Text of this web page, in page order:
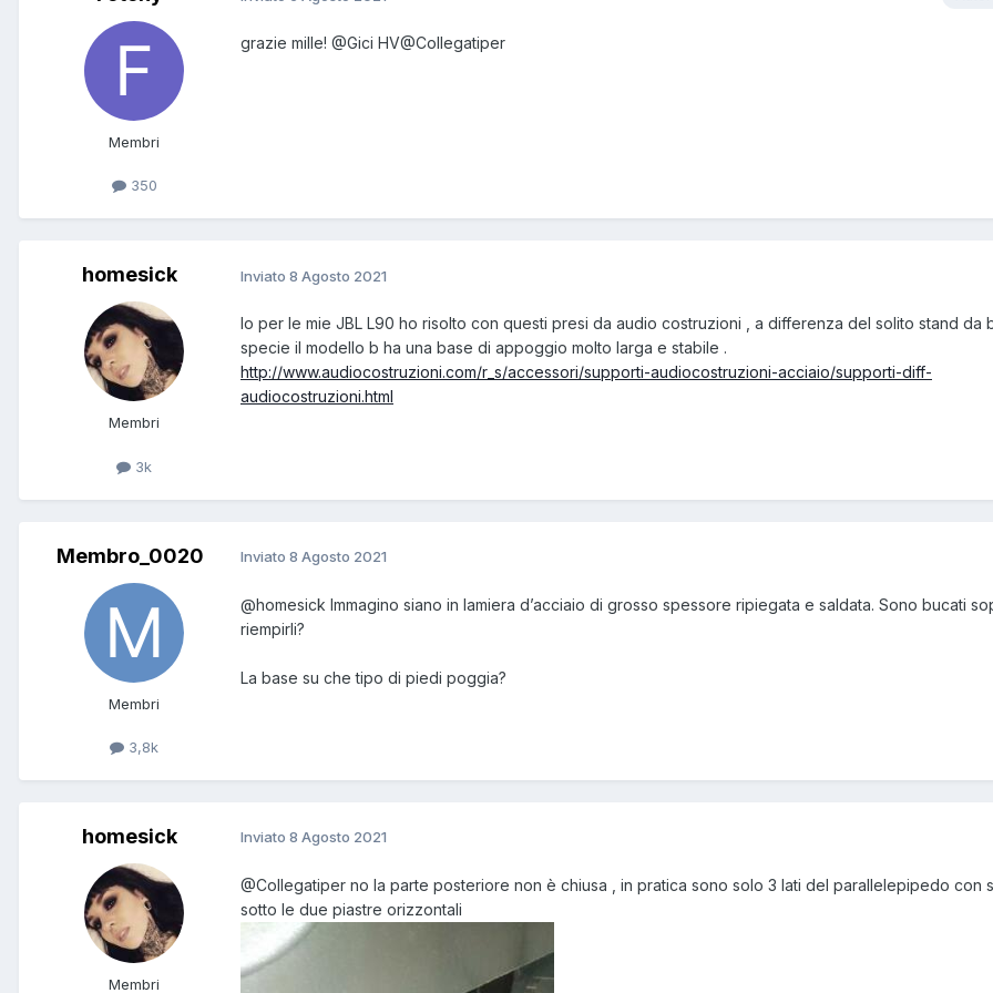
Membri
350
grazie mille! @Gici HV@Collegatiper
homesick
Membri
3k
Inviato 8 Agosto 2021
Io per le mie JBL L90 ho risolto con questi presi da audio costruzioni , a differenza del solito stand da
specie il modello b ha una base di appoggio molto larga e stabile .
http://www.audiocostruzioni.com/r_s/accessori/supporti-audiocostruzioni-acciaio/supporti-diff-
audiocostruzioni.html
Membro_0020
Membri
3,8k
Inviato 8 Agosto 2021
@homesick Immagino siano in lamiera d’acciaio di grosso spessore ripiegata e saldata. Sono bucati
riempirli?
La base su che tipo di piedi poggia?
homesick
Membri
Inviato 8 Agosto 2021
@Collegatiper no la parte posteriore non è chiusa , in pratica sono solo 3 lati del parallelepipedo con
sotto le due piastre orizzontali